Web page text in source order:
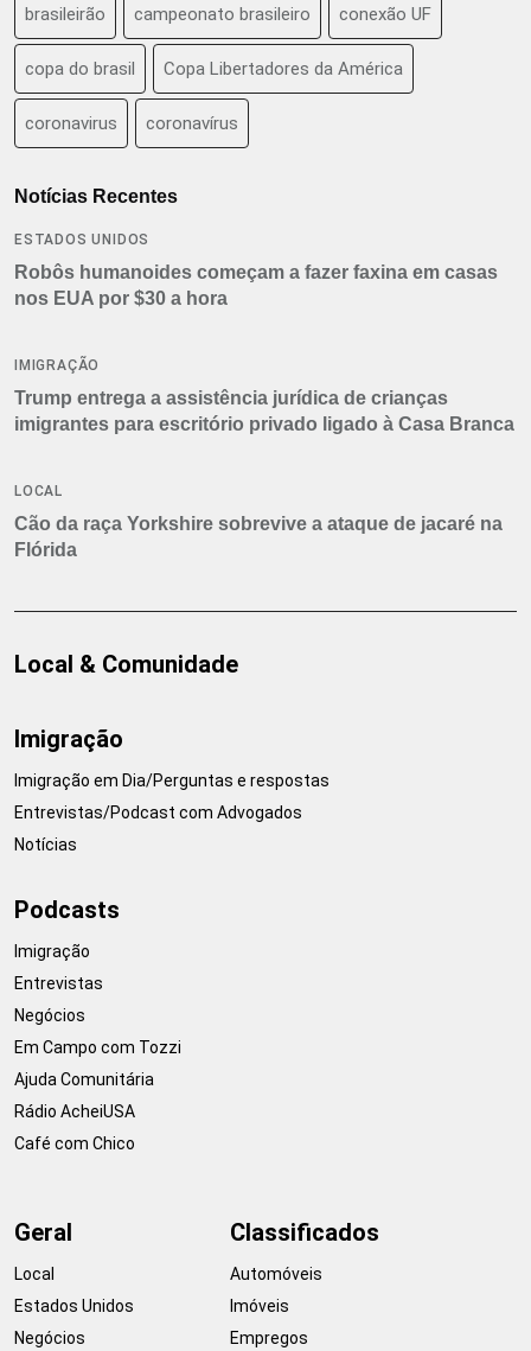
brasileirão campeonato brasileiro conexão UF
copa do brasil Copa Libertadores da América
coronavirus coronavírus
Notícias Recentes
ESTADOS UNIDOS
Robôs humanoides começam a fazer faxina em casas
nos EUA por $30 a hora
IMIGRAÇÃO
Trump entrega a assistência jurídica de crianças
imigrantes para escritório privado ligado à Casa Branca
LOCAL
Cão da raça Yorkshire sobrevive a ataque de jacaré na
Flórida
Local & Comunidade
Imigração
Imigração em Dia/Perguntas e respostas
Entrevistas/Podcast com Advogados
Notícias
Podcasts
Imigração
Entrevistas
Negócios
Em Campo com Tozzi
Ajuda Comunitária
Rádio AcheiUSA
Café com Chico
Geral
Local
Estados Unidos
Negócios
Classificados
Automóveis
Imóveis
Empregos